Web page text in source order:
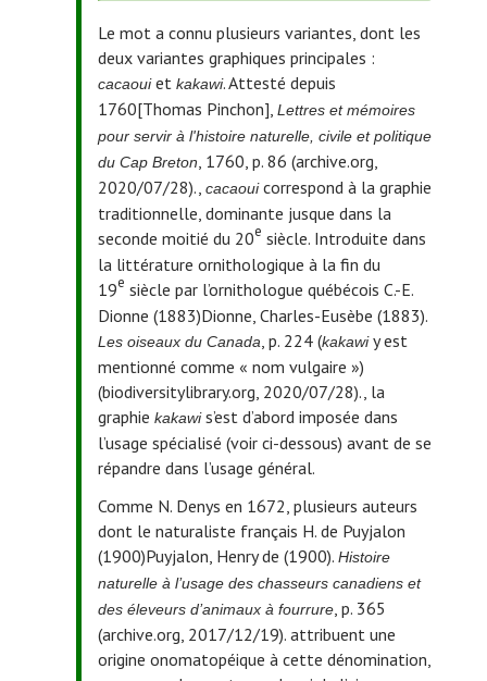
Le mot a connu plusieurs variantes, dont les
deux variantes graphiques principales :
cacaouiet kakawi. Attesté depuis
1760[Thomas Pinchon], Lettres et mémoires
pour servir à l'histoire naturelle, civile et politique
du Cap Breton , 1760, p. 86 (archive.org,
2020/07/28). cacaouicorrespond à la graphie
traditionnelle, dominante jusque dans la
seconde moitié du 20e siècle. Introduite dans
la littérature ornithologique à la fin du
19e siècle par l’ornithologue québécois C.-E.
Dionne (1883)Dionne, Charles-Eusèbe (1883).
Les oiseaux du Canada , p. 224 (kakawiy est
mentionné comme « nom vulgaire »)
(biodiversitylibrary.org, 2020/07/28). , la
graphie kakawis’est d’abord imposée dans
l’usage spécialisé (voir ci-dessous) avant de se
répandre dans l’usage général.
Comme N. Denys en 1672, plusieurs auteurs
dont le naturaliste français H. de Puyjalon
(1900)Puyjalon, Henry de (1900). Histoire
naturelle à l’usage des chasseurs canadiens et
des éleveurs d’animaux à fourrure, p. 365
(archive.org, 2017/12/19).attribuent une
origine onomatopéique à cette dénomination,